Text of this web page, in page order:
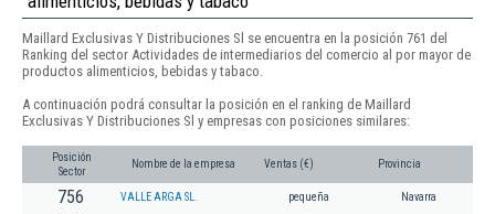
Maillard Exclusivas Y Distribuciones Sl se encuentra en la posición 761 del
Ranking del sector Actividades de intermediarios del comercio al por mayor de
productos alimenticios, bebidas y tabaco.
A continuación podrá consultar la posición en el ranking de Maillard
Exclusivas Y Distribuciones Sl y empresas con posiciones similares:
Posición
Sector
Nombre de la empresa Ventas (€) Provincia
756 VALLE ARGA SL. pequeña Navarra